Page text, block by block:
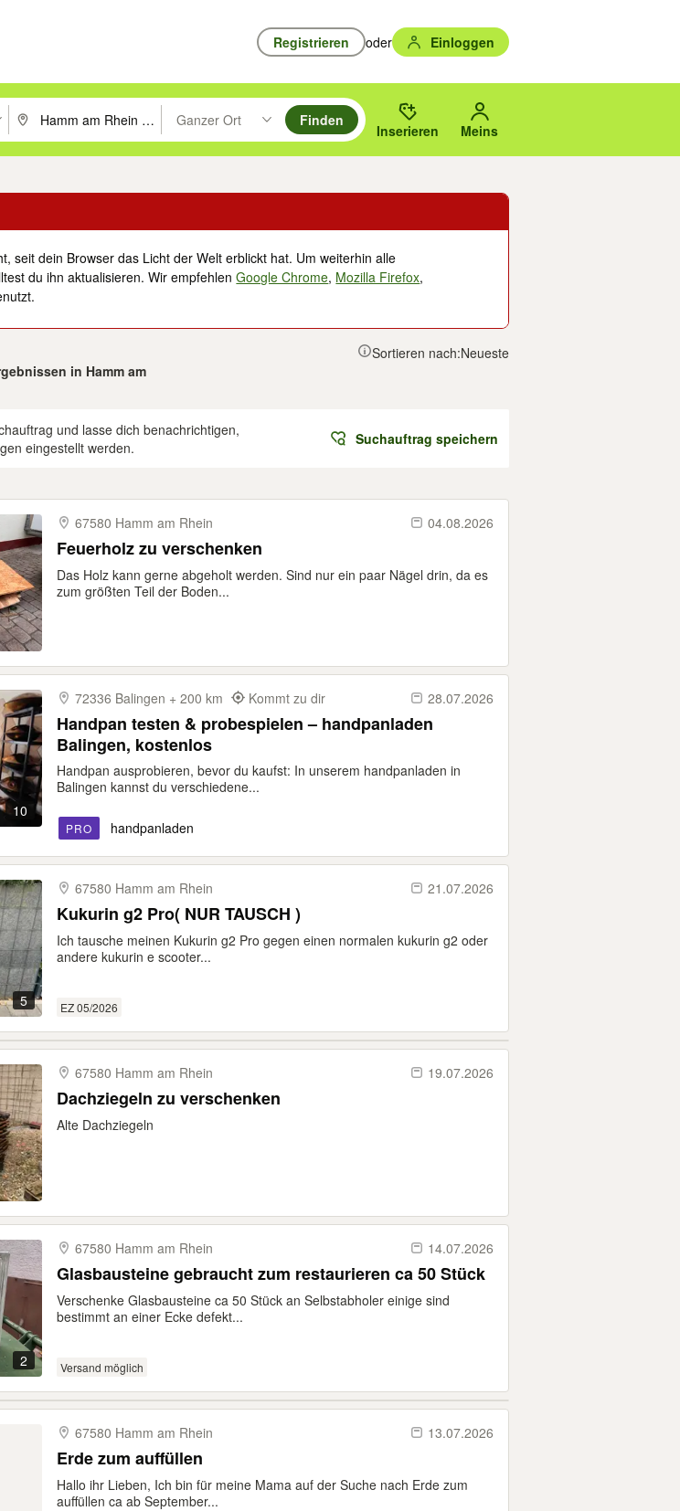
Registrieren oder Einloggen
mit den Pfeiltasten nach oben/unten durchsuchen und mit Eingabetaste auswählen.
PLZ oder Ort eingeben. Eingabetaste drücken um zu suchen, oder Vorschläge mit den Pfeiltasten nach oben/
Ganzer Ort
Suche im Umkreis des gewählten Orts oder PLZ.
Finden
Inserieren Meins
seit dein Browser das Licht der Welt erblickt hat. Um weiterhin alle
du ihn aktualisieren. Wir empfehlenGoogle Chrome, Mozilla Firefox,
in Hamm am
Sortieren nach:Neueste
und lasse dich benachrichtigen,
eingestellt werden.
Suchauftrag speichern
67580 Hamm am Rhein
04.08.2026
Feuerholz zu verschenken
Das Holz kann gerne abgeholt werden. Sind nur ein paar Nägel drin, da es
zum größten Teil der Boden...
10
72336 Balingen + 200 km Kommt zu dir 28.07.2026
Handpan testen & probespielen – handpanladen
Balingen, kostenlos
Handpan ausprobieren, bevor du kaufst: In unserem handpanladen in
Balingen kannst du verschiedene...
PRO handpanladen
5
67580 Hamm am Rhein 21.07.2026
Kukurin g2 Pro( NUR TAUSCH )
Ich tausche meinen Kukurin g2 Pro gegen einen normalen kukurin g2 oder
andere kukurin e scooter...
EZ 05/2026
67580 Hamm am Rhein 19.07.2026
Dachziegeln zu verschenken
Alte Dachziegeln
2
67580 Hamm am Rhein 14.07.2026
Glasbausteine gebraucht zum restaurieren ca 50 Stück
Verschenke Glasbausteine ca 50 Stück an Selbstabholer einige sind
bestimmt an einer Ecke defekt...
Versand möglich
67580 Hamm am Rhein 13.07.2026
Erde zum auffüllen
Hallo ihr Lieben, Ich bin für meine Mama auf der Suche nach Erde zum
auffüllen ca ab September...